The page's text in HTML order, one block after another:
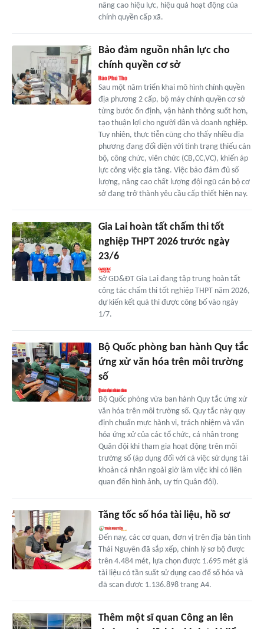
nâng cao hiệu lực, hiệu quả hoạt động của
chính quyền cấp xã.
Bảo đảm nguồn nhân lực cho
chính quyền cơ sở
Sau một năm triển khai mô hình chính quyền
địa phương 2 cấp, bộ máy chính quyền cơ sở
từng bước ổn định, vận hành thông suốt hơn,
tạo thuận lợi cho người dân và doanh nghiệp.
Tuy nhiên, thực tiễn cũng cho thấy nhiều địa
phương đang đối diện với tình trạng thiếu cán
bộ, công chức, viên chức (CB,CC,VC), khiến áp
lực công việc gia tăng. Việc bảo đảm đủ số
lượng, nâng cao chất lượng đội ngũ cán bộ cơ
sở đang trở thành yêu cầu cấp thiết hiện nay.
Gia Lai hoàn tất chấm thi tốt
nghiệp THPT 2026 trước ngày
23/6
Sở GD&ĐT Gia Lai đang tập trung hoàn tất
công tác chấm thi tốt nghiệp THPT năm 2026,
dự kiến kết quả thi được công bố vào ngày
1/7.
Bộ Quốc phòng ban hành Quy tắc
ứng xử văn hóa trên môi trường
số
Bộ Quốc phòng vừa ban hành Quy tắc ứng xử
văn hóa trên môi trường số. Quy tắc này quy
định chuẩn mực hành vi, trách nhiệm và văn
hóa ứng xử của các tổ chức, cá nhân trong
Quân đội khi tham gia hoạt động trên môi
trường số (áp dụng đối với cả việc sử dụng tài
khoản cá nhân ngoài giờ làm việc khi có liên
quan đến hình ảnh, uy tín Quân đội).
Tăng tốc số hóa tài liệu, hồ sơ
Đến nay, các cơ quan, đơn vị trên địa bàn tỉnh
Thái Nguyên đã sắp xếp, chỉnh lý sơ bộ được
trên 4.484 mét, lựa chọn được 1.695 mét giá
tài liệu có tần suất sử dụng cao để số hóa và
đã scan được 1.136.898 trang A4.
Thêm một sĩ quan Công an lên